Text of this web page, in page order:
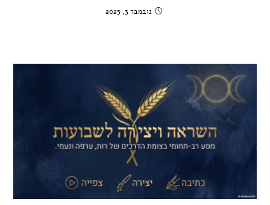
נובמבר 3, 2025